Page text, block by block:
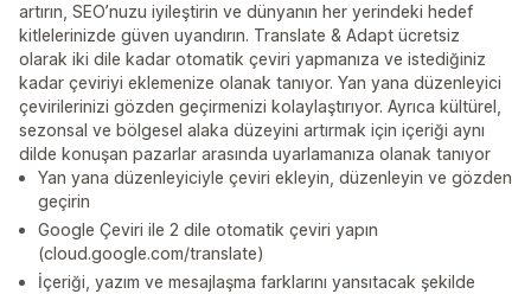
artırın, SEO’nuzu iyileştirin ve dünyanın her yerindeki hedef
kitlelerinizde güven uyandırın. Translate & Adapt ücretsiz
olarak iki dile kadar otomatik çeviri yapmanıza ve istediğiniz
kadar çeviriyi eklemenize olanak tanıyor. Yan yana düzenleyici
çevirilerinizi gözden geçirmenizi kolaylaştırıyor. Ayrıca kültürel,
sezonsal ve bölgesel alaka düzeyini artırmak için içeriği aynı
dilde konuşan pazarlar arasında uyarlamanıza olanak tanıyor
Yan yana düzenleyiciyle çeviri ekleyin, düzenleyin ve gözden
geçirin
Google Çeviri ile 2 dile otomatik çeviri yapın
(cloud.google.com/translate)
İçeriği, yazım ve mesajlaşma farklarını yansıtacak şekilde